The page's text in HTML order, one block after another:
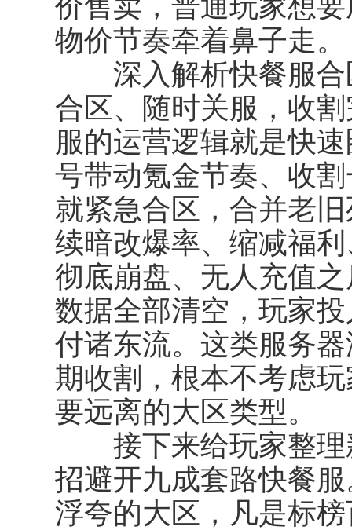
物价节奏牵着鼻子走。
深入解析快餐服
合区、随时关服，收
服的运营逻辑就是快
号带动氪金节奏、收
就紧急合区，合并老
续暗改爆率、缩减福
彻底崩盘、无人充值
数据全部清空，玩家
付诸东流。这类服务
期收割，根本不考虑
要远离的大区类型。
接下来给玩家整理
招避开九成套路快餐
浮夸的大区，凡是标